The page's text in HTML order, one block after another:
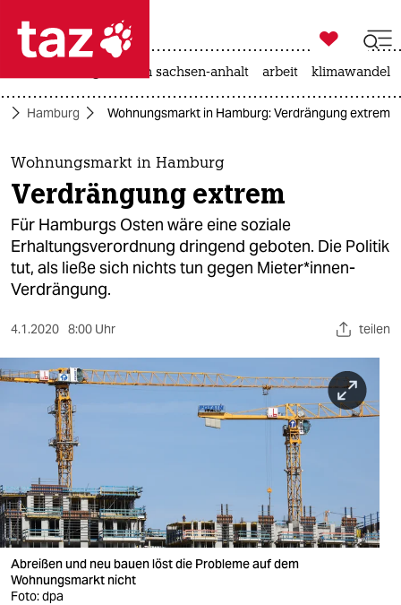
 taz zahl ich
taz zahl ich
themen
politik
öko
gesellschaft
kultur
sport
berlin
wahrheit
verlag
verlag
veranstaltungen

taz zahl ich
landtagswahl in sachsen-anhalt arbeit klimawandel
Hamburg Wohnungsmarkt in Hamburg: Verdrängung extrem
Wohnungsmarkt in Hamburg
Verdrängung extrem
Für Hamburgs Osten wäre eine soziale
Erhaltungsverordnung dringend geboten. Die Politik
tut, als ließe sich nichts tun gegen Mieter*innen-
Verdrängung.
4.1.2020 8:00 Uhr teilen
Abreißen und neu bauen löst die Probleme auf dem
Wohnungsmarkt nicht
Foto: dpa